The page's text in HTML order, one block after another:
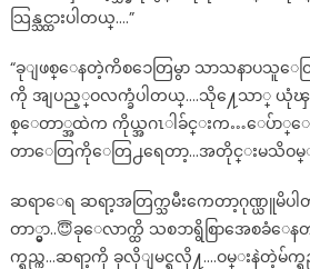
သြန္သင္ထားပါတယ္….”
“ခုျဖစ္ေနတဲ့ကိစၥေတြမွာ သာသနာပသူ
ကို အျပည့္ဝလက္ခံပါတယ္….သို႔ေသာ္ ယုံၾ
စ္ေတာ္အထဲက ကိုယ္အဂၤါခ်င္းက…ေပ်ာ္ေ
တာေတြကိုေတြ႕ရေတာ့…အတိုင္းမသိဝမ္
ဆရာေရ ဆရာ့အတြက္သမီးကေတာ့ဂုဏ္ယူမိပါ
တာ္မွာ..😇ခုေလာက္ထိ သစၥာရွိစြာအေစခံ
က္ရည္က…ဆရာ့ကို ခုလိုျမင္ရလို႔….ဝမ္းနဲတဲ့မ်